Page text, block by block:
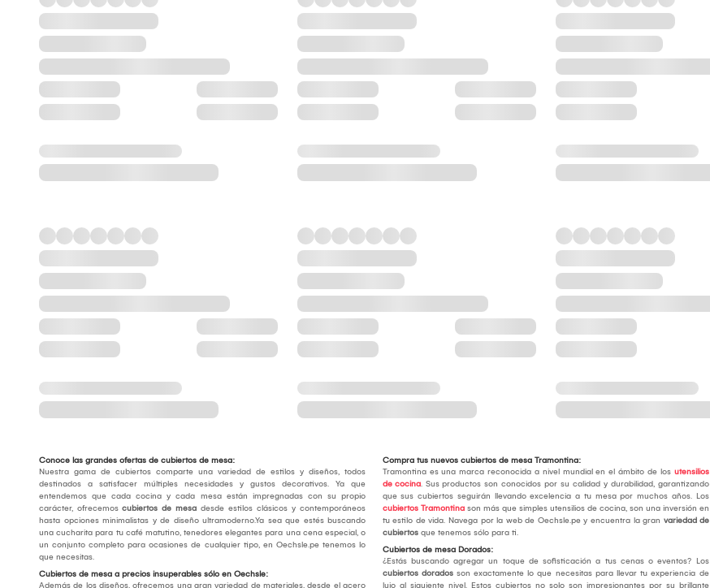
Conoce las grandes ofertas de cubiertos de mesa:
Nuestra gama de cubiertos comparte una variedad de estilos y diseños, todos
destinados a satisfacer múltiples necesidades y gustos decorativos. Ya que
entendemos que cada cocina y cada mesa están impregnadas con su propio
carácter, ofrecemos cubiertos de mesa desde estilos clásicos y contemporáneos
hasta opciones minimalistas y de diseño ultramoderno.Ya sea que estés buscando
una cucharita para tu café matutino, tenedores elegantes para una cena especial, o
un conjunto completo para ocasiones de cualquier tipo, en Oechsle.pe tenemos lo
que necesitas.
Cubiertos de mesa a precios insuperables sólo en Oechsle:
Además de los diseños, ofrecemos una gran variedad de materiales, desde el acero
Compra tus nuevos cubiertos de mesa Tramontina:
Tramontina es una marca reconocida a nivel mundial en el ámbito de los utensilios
de cocina. Sus productos son conocidos por su calidad y durabilidad, garantizando
que sus cubiertos seguirán llevando excelencia a tu mesa por muchos años. Los
cubiertos Tramontinason más que simples utensilios de cocina, son una inversión en
tu estilo de vida. Navega por la web de Oechsle.pe y encuentra la gran variedad de
cubiertos que tenemos sólo para ti.
Cubiertos de mesa Dorados:
¿Estás buscando agregar un toque de sofisticación a tus cenas o eventos? Los
cubiertos dorados son exactamente lo que necesitas para llevar tu experiencia de
lujo al siguiente nivel. Estos cubiertos no solo son impresionantes por su brillante